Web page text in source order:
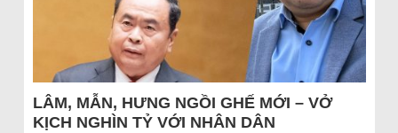
LÂM, MẪN, HƯNG NGỒI GHẾ MỚI – VỞ
KỊCH NGHÌN TỶ VỚI NHÂN DÂN